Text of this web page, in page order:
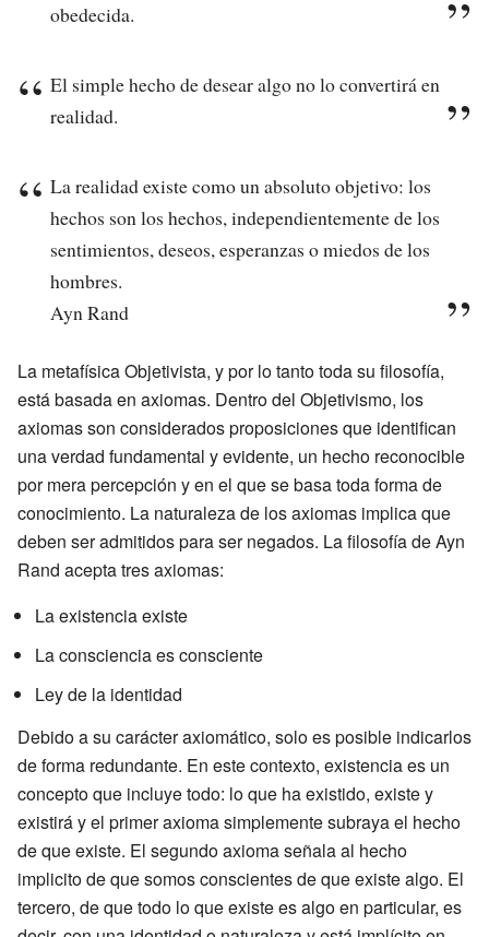
obedecida.
El simple hecho de desear algo no lo convertirá en
realidad.
La realidad existe como un absoluto objetivo: los
hechos son los hechos, independientemente de los
sentimientos, deseos, esperanzas o miedos de los
hombres.
Ayn Rand
La metafísica Objetivista, y por lo tanto toda su filosofía,
está basada en axiomas. Dentro del Objetivismo, los
axiomas son considerados proposiciones que identifican
una verdad fundamental y evidente, un hecho reconocible
por mera percepción y en el que se basa toda forma de
conocimiento. La naturaleza de los axiomas implica que
deben ser admitidos para ser negados. La filosofía de Ayn
Rand acepta tres axiomas:
La existencia existe
La consciencia es consciente
Ley de la identidad
Debido a su carácter axiomático, solo es posible indicarlos
de forma redundante. En este contexto, existencia es un
concepto que incluye todo: lo que ha existido, existe y
existirá y el primer axioma simplemente subraya el hecho
de que existe. El segundo axioma señala al hecho
implicito de que somos conscientes de que existe algo. El
tercero, de que todo lo que existe es algo en particular, es